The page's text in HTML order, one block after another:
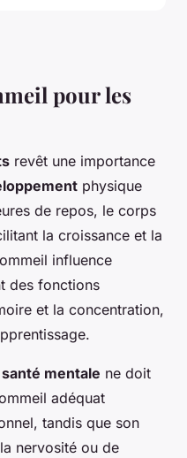
pour les
revêt une importance
physique
de repos, le corps
la croissance et la
influence
des fonctions
et la concentration,
santé mentale ne doit
adéquat
tandis que son
nervosité ou de